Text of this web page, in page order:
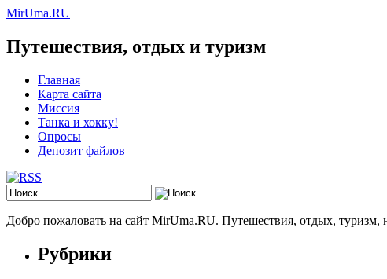
MirUma.RU
Путешествия, отдых и туризм
Главная
Карта сайта
Миссия
Танка и хокку!
Опросы
Депозит файлов
Добро пожаловать на сайт MirUma.RU. Путешествия, отдых, туризм,
Рубрики